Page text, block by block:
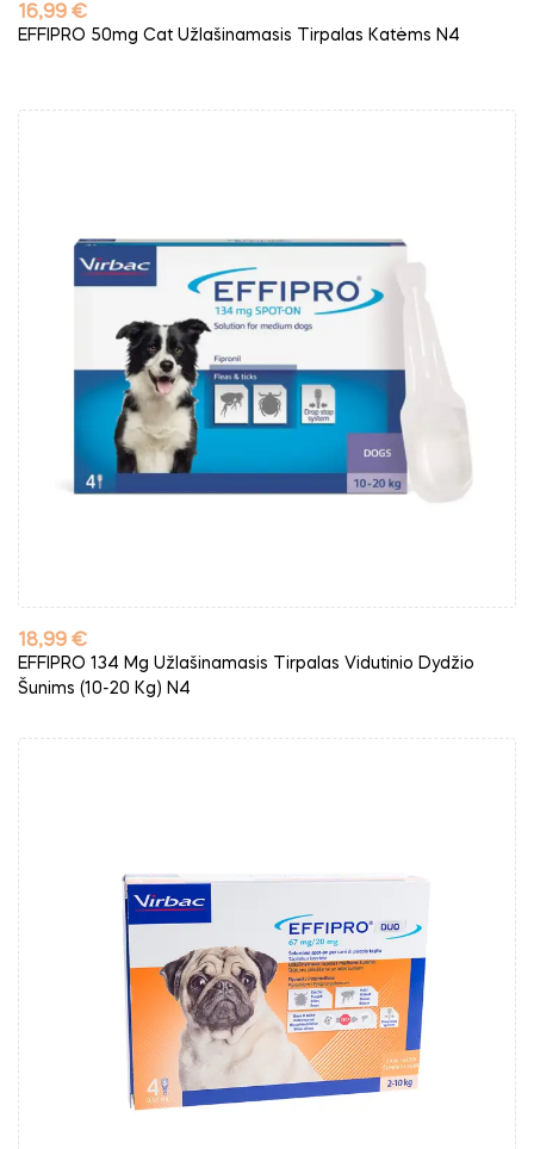
Kaina
16,99 €
EFFIPRO 50mg Cat Užlašinamasis Tirpalas Katėms N4
Kaina
18,99 €
EFFIPRO 134 Mg Užlašinamasis Tirpalas Vidutinio Dydžio
Šunims (10-20 Kg) N4